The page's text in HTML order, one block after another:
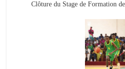
Clôture du Stage de Formation